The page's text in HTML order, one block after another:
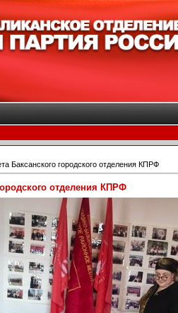
Баксанского городского отделения КПРФ
отделения КПРФ